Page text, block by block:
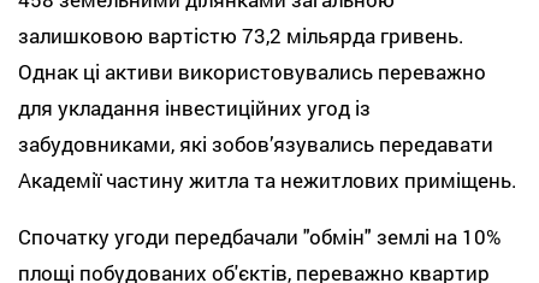
залишковою вартістю 73,2 мільярда гривень.
Однак ці активи використовувались переважно
для укладання інвестиційних угод із
забудовниками, які зобов’язувались передавати
Академії частину житла та нежитлових приміщень.
Спочатку угоди передбачали "обмін" землі на 10%
площі побудованих об'єктів, переважно квартир